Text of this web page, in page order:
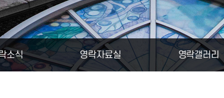
소식 영락자료실 영락갤러리